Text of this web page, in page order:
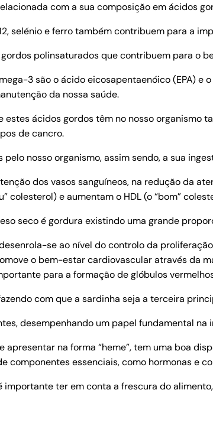
com a sua composição em ácidos
selénio e ferro também contribuem para a
polinsaturados que contribuem para o
3 são o ácido eicosapentaenóico (EPA)
da nossa saúde.
ácidos gordos têm no nosso organismo
de cancro.
pelo nosso organismo, assim sendo, a sua
dos vasos sanguíneos, na redução da
colesterol) e aumentam o HDL (o “bom”
seco é gordura existindo uma grande
se ao nível do controlo da
o bem-estar cardiovascular através da
para a formação de glóbulos
com que a sardinha seja a terceira
desempenhando um papel fundamental na
apresentar na forma “heme”, tem uma boa
componentes essenciais, como hormonas e
ter em conta a frescura do